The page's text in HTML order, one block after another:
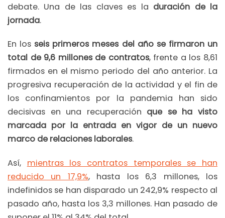
debate. Una de las claves es la duración de la
jornada.
En los seis primeros meses del año se firmaron un
total de 9,6 millones de contratos, frente a los 8,61
firmados en el mismo periodo del año anterior. La
progresiva recuperación de la actividad y el fin de
los confinamientos por la pandemia han sido
decisivas en una recuperación que se ha visto
marcada por la entrada en vigor de un nuevo
marco de relaciones laborales.
Así, mientras los contratos temporales se han
reducido un 17,9%, hasta los 6,3 millones, los
indefinidos se han disparado un 242,9% respecto al
pasado año, hasta los 3,3 millones. Han pasado de